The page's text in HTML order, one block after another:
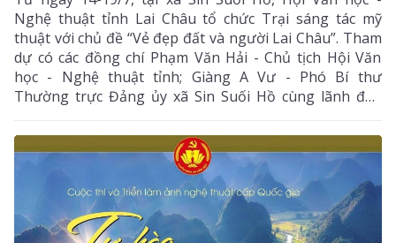
Nghệ thuật tỉnh Lai Châu tổ chức Trại sáng tác mỹ
thuật với chủ đề “Vẻ đẹp đất và người Lai Châu”. Tham
dự có các đồng chí Phạm Văn Hải - Chủ tịch Hội Văn
học - Nghệ thuật tỉnh; Giàng A Vư - Phó Bí thư
Thường trực Đảng ủy xã Sin Suối Hồ cùng lãnh đạo
địa phương và các họa sĩ, trại viên.